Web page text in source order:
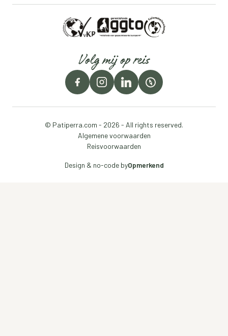
Volg mij op reis
© Patiperra.com - 2026 - All rights reserved.
Algemene voorwaarden
Reisvoorwaarden
Design & no-code byOpmerkend